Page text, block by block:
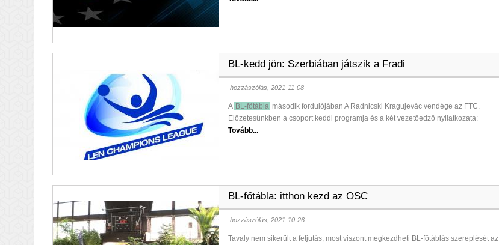
BL-kedd jön: Szerbiában játszik a Fradi
hozzászólás, 2021-11-08
A BL-főtábla második fordulójában A Radnicski Kragujevác vendége az FTC.
Előzetesünkben a csoport keddi programja és a két vezetőedző nyilatkozata:
Tovább...
BL-főtábla: itthon kezd az OSC
hozzászólás, 2021-10-26
Tavaly nem sikerült a feljutás, most viszont megkezdheti BL-főtáblás szereplését az